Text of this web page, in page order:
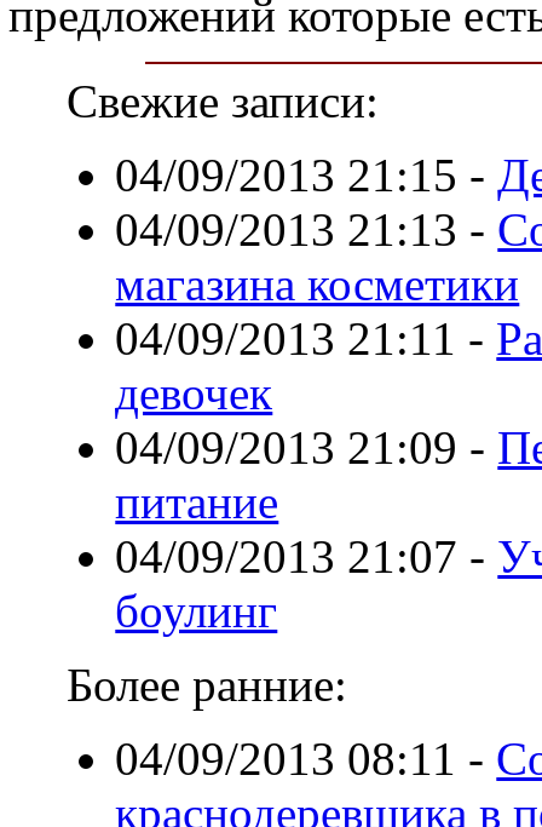
предложений которые
Свежие записи:
04/09/2013 21:15 -
04/09/2013 21:13 -
магазина косметики
04/09/2013 21:11 -
девочек
04/09/2013 21:09 -
питание
04/09/2013 21:07 -
боулинг
Более ранние:
04/09/2013 08:11 -
краснодеревщика в